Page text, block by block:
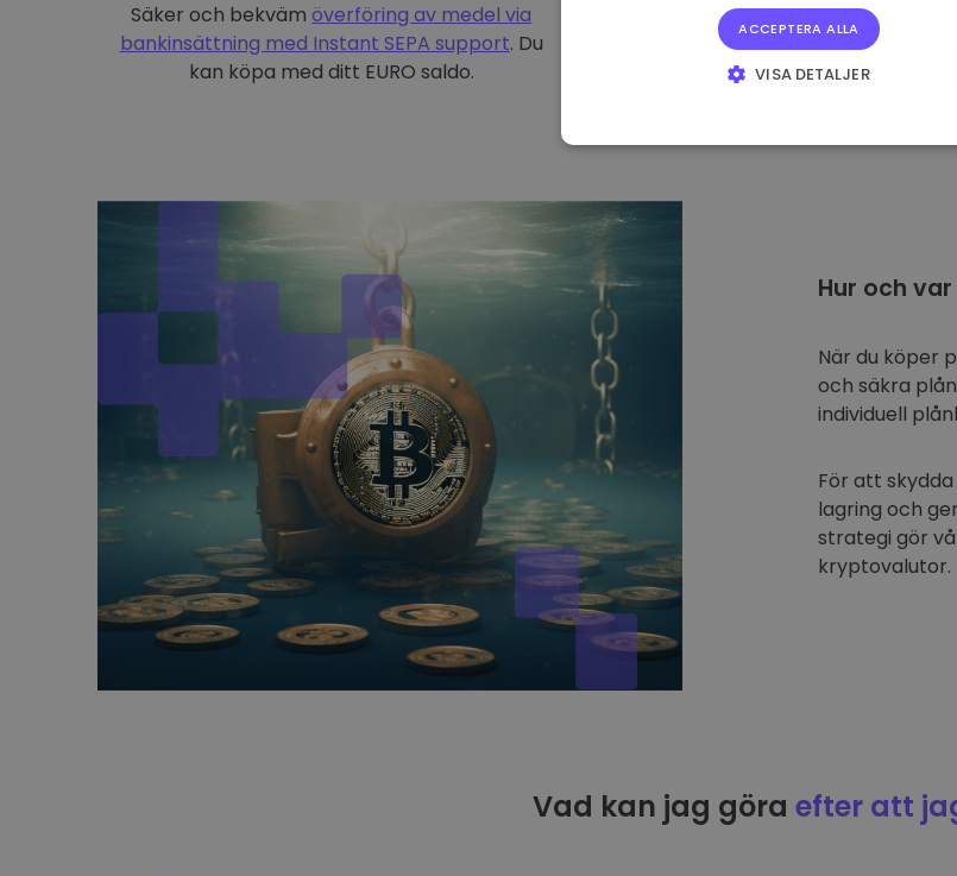
Säker och bekvämöverföring av medel via
bankinsättning med Instant SEPA support. Du
kan köpa med ditt EURO saldo.
Hur och
När du köper
och säkra
individuell
För att
lagring och
strategi gör
kryptovalutor.
Vad kan jag göra efter att
ACCEPTERA ALLA
VISA DETALJER